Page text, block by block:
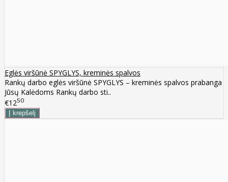
Eglės viršūnė SPYGLYS, kreminės spalvos
Rankų darbo eglės viršūnė SPYGLYS – kreminės spalvos prabanga
Jūsų Kalėdoms Rankų darbo sti..
€1250